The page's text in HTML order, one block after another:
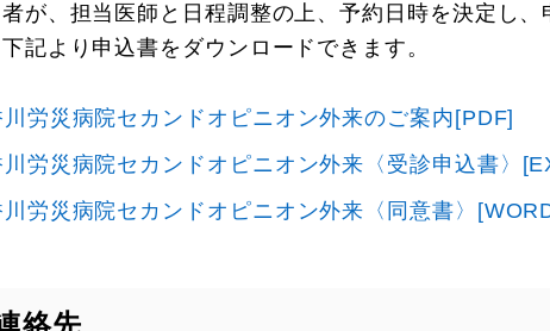
が、担当医師と日程調整の上、予約日時を決定し、
記より申込書をダウンロードできます。
川労災病院セカンドオピニオン外来のご案内[PDF]
川労災病院セカンドオピニオン外来〈受診申込書〉
川労災病院セカンドオピニオン外来〈同意書〉
絡先